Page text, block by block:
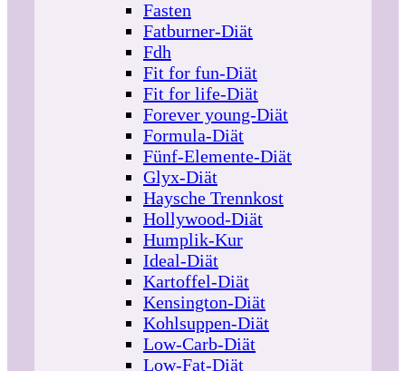
Fasten
Fatburner-Diät
Fdh
Fit for fun-Diät
Fit for life-Diät
Forever young-Diät
Formula-Diät
Fünf-Elemente-Diät
Glyx-Diät
Haysche Trennkost
Hollywood-Diät
Humplik-Kur
Ideal-Diät
Kartoffel-Diät
Kensington-Diät
Kohlsuppen-Diät
Low-Carb-Diät
Low-Fat-Diät